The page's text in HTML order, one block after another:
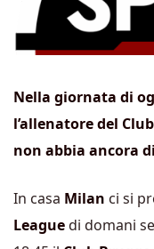
Nella giornata di
l’allenatore del
non abbia ancora
In casa Milan ci si
Leaguedi domani